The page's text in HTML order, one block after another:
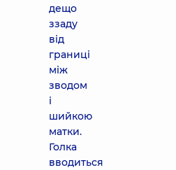
дещо
ззаду
від
границі
між
зводом
і
шийкою
матки.
Голка
вводиться